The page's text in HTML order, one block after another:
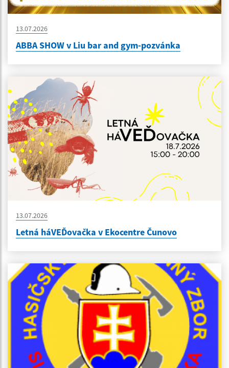
13.07.2026
ABBA SHOW v Liu bar and gym-pozvánka
13.07.2026
Letná háVEĎovačka v Ekocentre Čunovo